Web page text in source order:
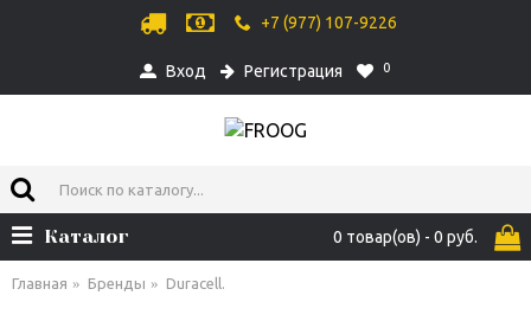
+7 (977) 107-9226
Вход Регистрация 0
0 товар(ов) - 0 руб.
Каталог
Главная Бренды Duracell.